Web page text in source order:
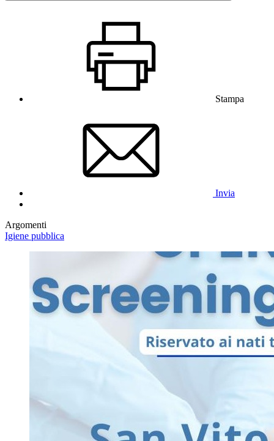
Stampa
Invia
Argomenti
Igiene pubblica